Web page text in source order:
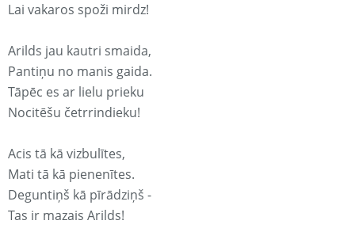
Lai vakaros spoži mirdz!
Arilds jau kautri smaida,
Pantiņu no manis gaida.
Tāpēc es ar lielu prieku
Nocitēšu četrrindieku!
Acis tā kā vizbulītes,
Mati tā kā pienenītes.
Deguntiņš kā pīrādziņš -
Tas ir mazais Arilds!